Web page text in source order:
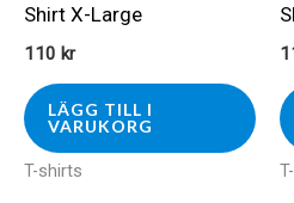
Shirt X-Large
110 kr
LÄGG TILL I
VARUKORG
T-shirts